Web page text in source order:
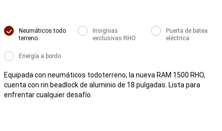
Neumáticos todo
terreno
Insignias
exclusivas RHO
Puerta de batea
eléctrica
Energía a bordo
Equipada con neumáticos todoterreno, la nueva RAM 1500 RHO,
cuenta con rin beadlock de aluminio de 18 pulgadas. Lista para
enfrentar cualquier desafío.